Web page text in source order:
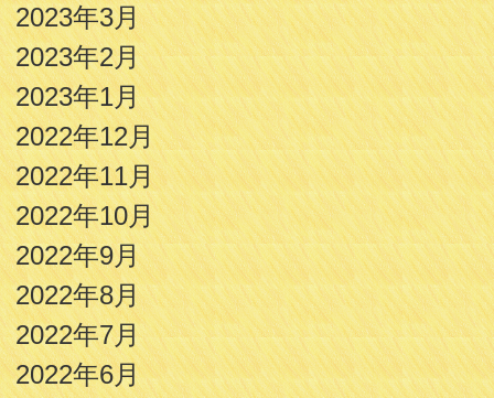
2023年3月
2023年2月
2023年1月
2022年12月
2022年11月
2022年10月
2022年9月
2022年8月
2022年7月
2022年6月